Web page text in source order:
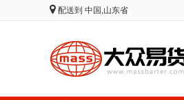
配送到 中国,山东省